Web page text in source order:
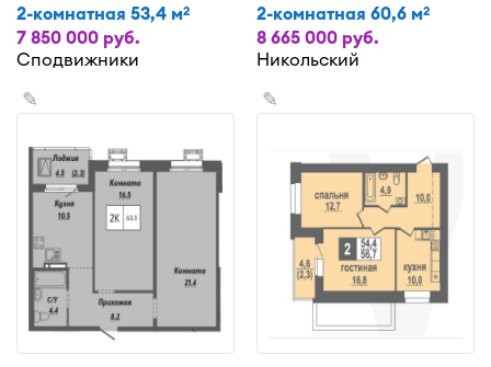
2-комнатная 53,4 м2
7 850 000 руб.
Сподвижники
2-комнатная 60,6 м2
8 665 000 руб.
Никольский
✎ ✎